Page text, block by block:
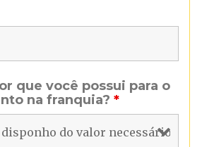
que você possui para o
na franquia?*